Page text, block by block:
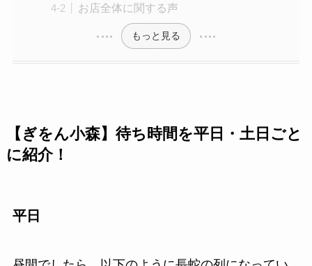
お店全体に関する声
もっと見る
【ぎをん小森】待ち時間を平日・土日ごと
に紹介！
平日